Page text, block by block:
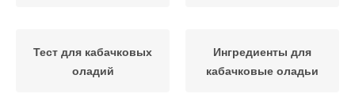
Тест для кабачковых
оладий
Ингредиенты для
кабачковые оладьи